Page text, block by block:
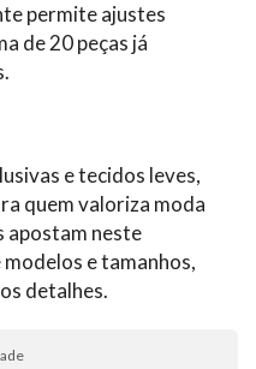
permite ajustes
de 20 peças já
e tecidos leves,
quem valoriza moda
apostam neste
e tamanhos,
detalhes.